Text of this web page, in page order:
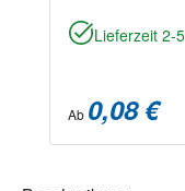
Lieferzeit 2-
Ab 0,08 €